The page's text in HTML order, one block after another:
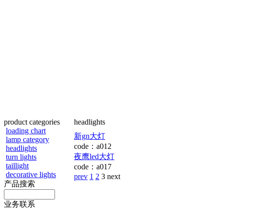
product categories
loading chart
lamp category
headlights
turn lights
taillight
decorative lights
产品搜索
业务联系
headlights
新gn大灯
code： a012
夜鹰led大灯
code： a017
prev 1 2 3 next